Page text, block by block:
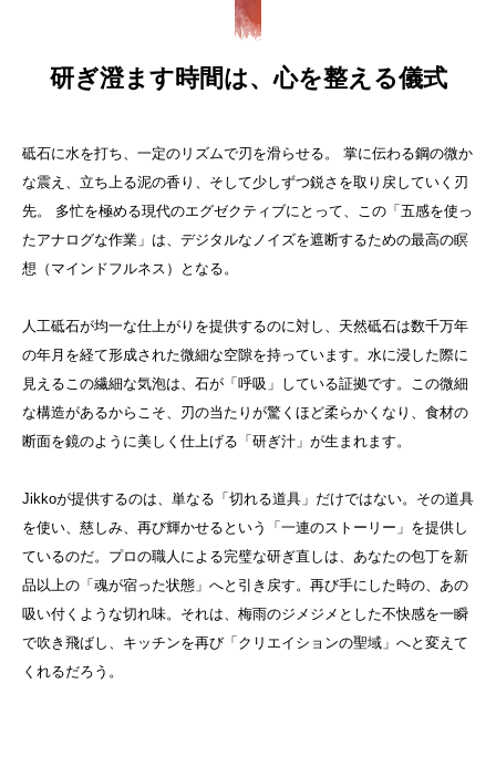
研ぎ澄ます時間は、心を整える儀式
砥石に水を打ち、一定のリズムで刃を滑らせる。 掌に伝わる鋼の微か
な震え、立ち上る泥の香り、そして少しずつ鋭さを取り戻していく刃
先。 多忙を極める現代のエグゼクティブにとって、この「五感を使っ
たアナログな作業」は、デジタルなノイズを遮断するための最高の瞑
想（マインドフルネス）となる。
人工砥石が均一な仕上がりを提供するのに対し、天然砥石は数千万年
の年月を経て形成された微細な空隙を持っています。水に浸した際に
見えるこの繊細な気泡は、石が「呼吸」している証拠です。この微細
な構造があるからこそ、刃の当たりが驚くほど柔らかくなり、食材の
断面を鏡のように美しく仕上げる「研ぎ汁」が生まれます。
Jikkoが提供するのは、単なる「切れる道具」だけではない。その道具
を使い、慈しみ、再び輝かせるという「一連のストーリー」を提供し
ているのだ。プロの職人による完璧な研ぎ直しは、あなたの包丁を新
品以上の「魂が宿った状態」へと引き戻す。再び手にした時の、あの
吸い付くような切れ味。それは、梅雨のジメジメとした不快感を一瞬
で吹き飛ばし、キッチンを再び「クリエイションの聖域」へと変えて
くれるだろう。